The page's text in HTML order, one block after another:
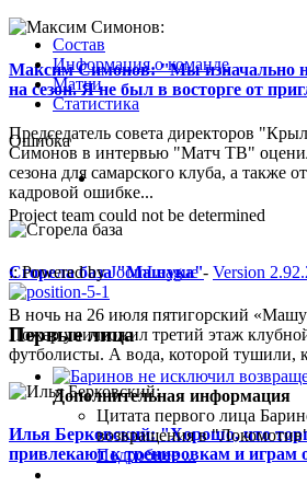
Максим Симонов: "Мы изначально
на сезон. Я не был в восторге от
Председатель совета директоров
Симонов в интервью "Матч ТВ"
сезона для самарского клуба, а также
кадровой ошибке...
Сгорела база "Машука"
В ночь на 26 июля пятигорский
Пожар уничтожил третий этаж
футболисты. А вода, которой тушили,
Илья Берковский: "Хорошо, что
привлекают к тренировкам и играм
Состав
Информация о команде
Матчи
Статистика
Ошибка
Project team could not be determined
:: Powered byJoomLeague- Version
Первые лица
Дополнительная информация
Цитата первого лица
возвращения в
Подробнее ...